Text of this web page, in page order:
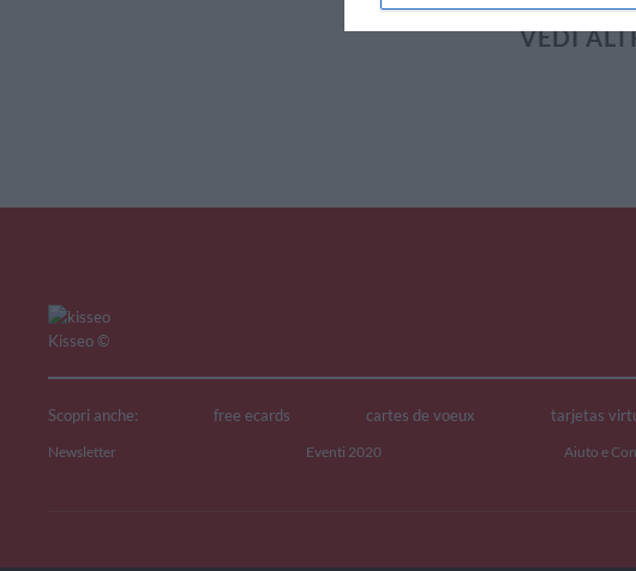
VEDI
Kisseo©
Scopri anche: free ecards cartes de voeux tarjetas
Newsletter Eventi 2020 Aiuto e